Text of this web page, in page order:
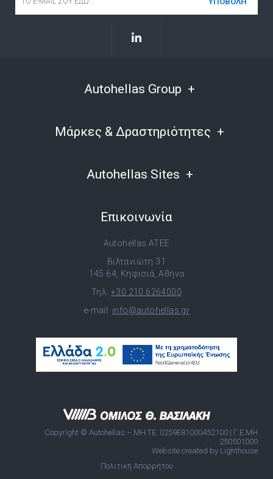
Autohellas Group
Μάρκες & Δραστηριότητες
Autohellas Sites
Επικοινωνία
Autohellas ATEE
Βιλτανιώτη 31
145 64, Κηφισιά, Αθήνα
Τηλ: +30 210 6264000
e-mail: info@autohellas.gr
Copyright © Autohellas – ΜΗ.ΤΕ. 0259E81000452100 | Γ.Ε.ΜΗ
250501000
Website created by Lighthouse
Πολιτική Απορρήτου